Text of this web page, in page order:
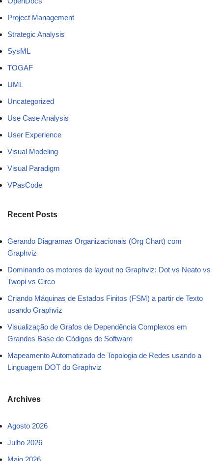
Project Management
Strategic Analysis
SysML
TOGAF
UML
Uncategorized
Use Case Analysis
User Experience
Visual Modeling
Visual Paradigm
VPasCode
Recent Posts
Gerando Diagramas Organizacionais (Org Chart) com
Graphviz
Dominando os motores de layout no Graphviz: Dot vs Neato vs
Twopi vs Circo
Criando Máquinas de Estados Finitos (FSM) a partir de Texto
usando Graphviz
Visualização de Grafos de Dependência Complexos em
Grandes Base de Códigos de Software
Mapeamento Automatizado de Topologia de Redes usando a
Linguagem DOT do Graphviz
Archives
Agosto 2026
Julho 2026
Maio 2026